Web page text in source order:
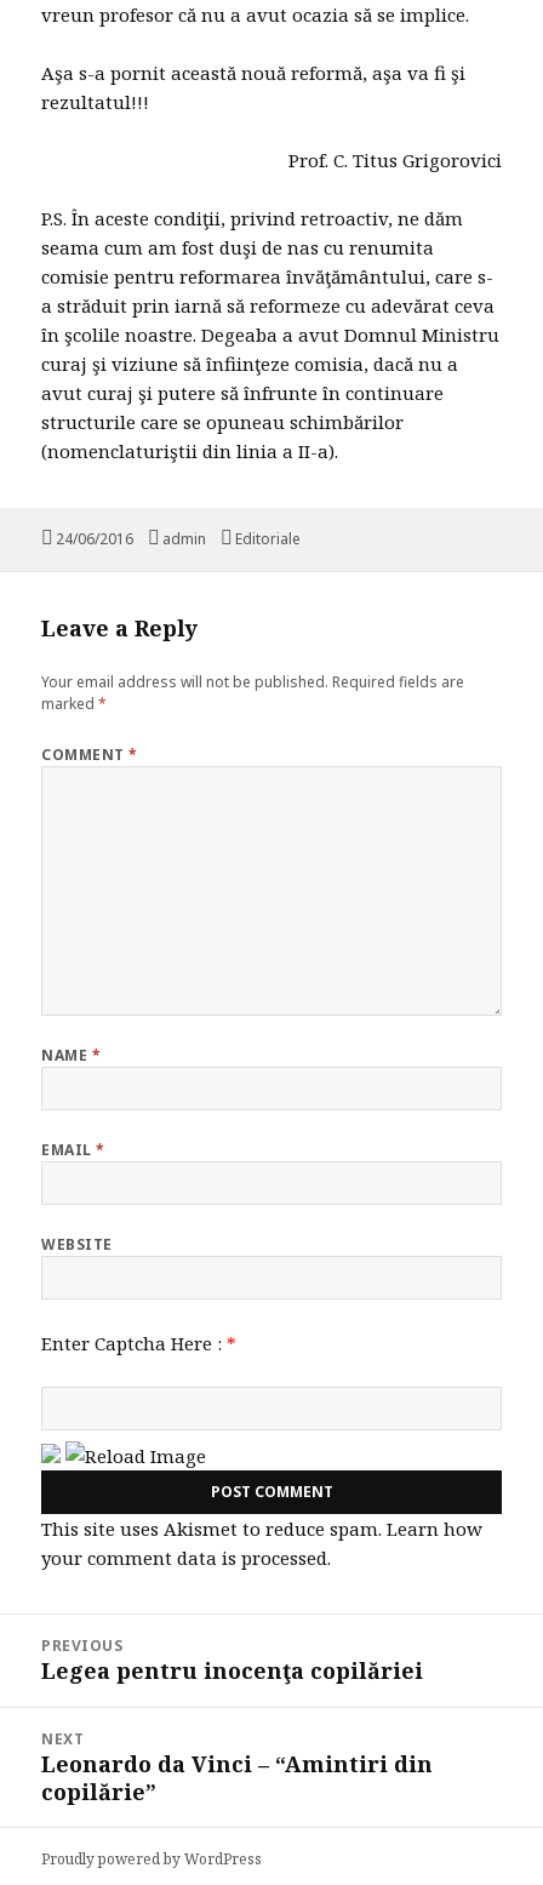
vreun profesor că nu a avut ocazia să se implice.
Aşa s-a pornit această nouă reformă, aşa va fi şi
rezultatul!!!
Prof. C. Titus Grigorovici
P.S. În aceste condiţii, privind retroactiv, ne dăm
seama cum am fost duşi de nas cu renumita
comisie pentru reformarea învăţământului, care s-
a străduit prin iarnă să reformeze cu adevărat ceva
în şcolile noastre. Degeaba a avut Domnul Ministru
curaj şi viziune să înfiinţeze comisia, dacă nu a
avut curaj şi putere să înfrunte în continuare
structurile care se opuneau schimbărilor
(nomenclaturiştii din linia a II-a).
Posted
24/06/2016 Author
admin Categories
Editoriale
Leave a Reply
Your email address will not be published. Required fields are
marked*
COMMENT*
NAME *
EMAIL*
WEBSITE
Enter Captcha Here :*
This site uses Akismet to reduce spam.Learn how
your comment data is processed.
navigation
PREVIOUS
Previous
post:
Legea pentru inocenţa copilăriei
NEXT
Next
post:
Leonardo da Vinci – “Amintiri din
copilărie”
Proudly powered by WordPress